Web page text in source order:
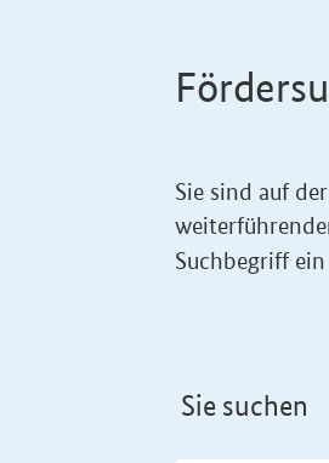
Sie sind auf
Suchbegriff
Sie suchen